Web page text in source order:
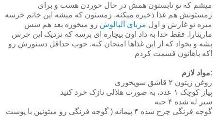
میشم که تو تابستون همش در حال خوردن هست و برای
زمستونش هم غذا ذخیره میکنه. زمستون که میشه این خانم خرسه
میره تو غارش و اول مربای آلبالوش رو میخوره بعد هم سس
مارینارا. فقط خدا به داد اون بیچاره ای برسه که نزدیک این خرس
بشه و بخواد که از این غذاها امتحان کنه. خوب حداقل دستورش رو
که باهاتون قسمت کردم!
مواد لازم:
روغن زیتون ۲ قاشق سوپخوری
پیاز کوچک ۱ عدد، به صورت هلالی نازک خرد کنید
سیر له شده ۴ حبه
گوجه فرنگی چرخ شده ۴ پیمانه ( گوجه فرنگی رو میتونین با پوست